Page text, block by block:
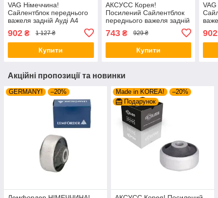
VAG Німеччина!
Сайлентблок переднього
важеля задній Ауді А4
Нижній. 38841 , TD1247W
, VKDS331074
902 ₴ 1 127 ₴
Купити
АКСУСС Корея!
Посилений Сайлентблок
переднього важеля задній
Audi A6 Allroad C7 (2002-).
Нижній. 4H0407183 ,
TD1247W , VKDS331074
743₴ 929 ₴
Купити
,
902
Акційні пропозиції та новинки
GERMANY! –20% Made in KOREA!
–20%
Подарунок